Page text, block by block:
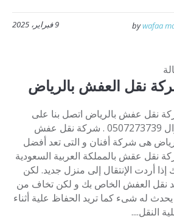
9 فبراير، 2025 bywafaa
نقل العفش بالرياض
نقل عفش بالرياض اتصل بنا على
جوال 0507273739 . شركة نقل عفش
هى شركة أفنان و التى تعد أفضل
نقل عقش بالمملكة العربية السعودية
إذا أردت الإنتقال إلى منزل جديد. لكن
نقل العفش الخاص بك و لكن تخاف من
له شىء كما تريد الحفاظ علية أثناء
النقل....